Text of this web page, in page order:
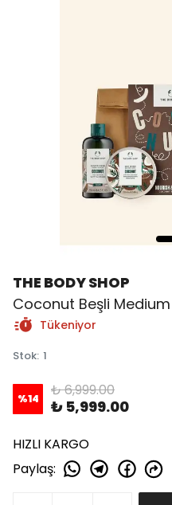
THE BODY SHOP
Coconut Beşli
Tükeniyor
Stok: 1
%14 ₺ 6,999.00
₺ 5,999.00
HIZLI KARGO
Paylaş: